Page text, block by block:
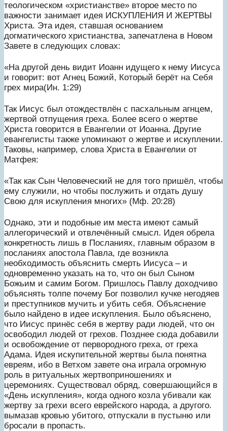
теологическом «христианстве» второе место по
важности занимает идея ИСКУПЛЕНИЯ И ЖЕРТВЫ
Христа. Эта идея, ставшая основанием
догматического христианства, запечатлена в Новом
Завете в следующих словах:
«На другой день видит Иоанн идущего к нему Иисуса
и говорит: вот Агнец Божий, Который берёт на Себя
грех мира(Ин. 1:29)
Так Иисус был отождествлён с пасхальным агнцем,
жертвой отпущения греха. Более всего о жертве
Христа говорится в Евангелии от Иоанна. Другие
евангелисты также упоминают о жертве и искуплении.
Таковы, например, слова Христа в Евангелии от
Матфея:
«Так как Сын Человеческий не для того пришёл, чтобы
ему служили, но чтобы послужить и отдать душу
Свою для искупления многих» (Мф. 20:28)
Однако, эти и подобные им места имеют самый
аллегорический и отвлечённый смысл. Идея обрела
конкретность лишь в Посланиях, главным образом в
посланиях апостола Павла, где возникла
необходимость объяснить смерть Иисуса – и
одновременно указать на то, что он был Сыном
Божьим и самим Богом. Пришлось Павлу доходчиво
объяснять толпе почему Бог позволил кучке негодяев
и преступников мучить и убить себя. Объяснение
было найдено в идее искупления. Было объяснено,
что Иисус принёс себя в жертву ради людей, что он
освободил людей от грехов. Позднее сюда добавили
и освобождение от первородного греха, от греха
Адама. Идея искупительной жертвы была понятна
евреям, ибо в Ветхом завете она играла огромную
роль в ритуальных жертвоприношениях и
церемониях. Существовал обряд, совершающийся в
«День искупления», когда одного козла убивали как
жертву за грехи всего еврейского народа, а другого.
вымазав кровью убитого, отпускали в пустыню или
бросали в пропасть.